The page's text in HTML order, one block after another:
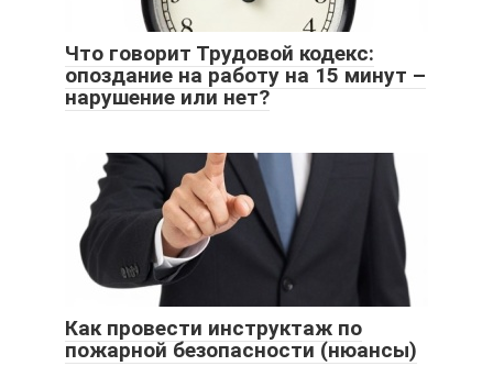
Что говорит Трудовой кодекс:
опоздание на работу на 15 минут –
нарушение или нет?
Как провести инструктаж по
пожарной безопасности (нюансы)